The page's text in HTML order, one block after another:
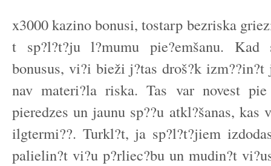
x3000 kazino bonusi, tostarp bezriska
t sp?l?t?ju l?mumu pie?emšanu. Kad
bonusus, vi?i bieži j?tas droš?k izm??in?t
nav materi?la riska. Tas var novest pie
pieredzes un jaunu sp??u atkl?šanas, kas
ilgtermi??. Turkl?t, ja sp?l?t?jiem
palielin?t vi?u p?rliec?bu un mudin?t